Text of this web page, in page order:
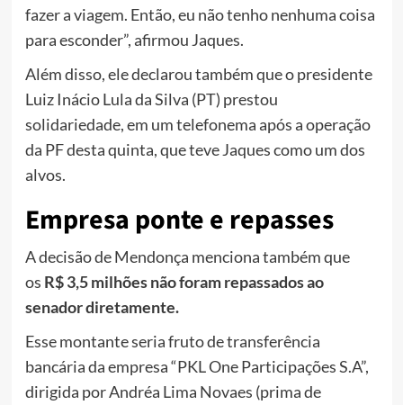
fazer a viagem. Então, eu não tenho nenhuma coisa
para esconder”, afirmou Jaques.
Além disso, ele declarou também que o presidente
Luiz Inácio Lula da Silva (PT) prestou
solidariedade, em um telefonema após a operação
da PF desta quinta, que teve Jaques como um dos
alvos.
Empresa ponte e repasses
A decisão de Mendonça menciona também que
os R$ 3,5 milhões não foram repassados ao
senador diretamente.
Esse montante seria fruto de transferência
bancária da empresa “PKL One Participações S.A”,
dirigida por Andréa Lima Novaes (prima de